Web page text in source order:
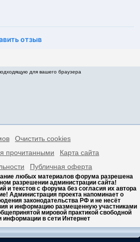
отзыв
для вашего браузера
Очистить cookies
прочитанными
Карта сайта
Публичная оферта